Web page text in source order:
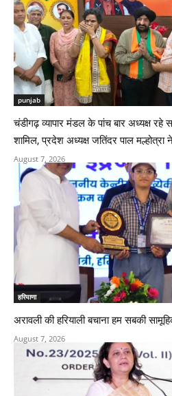
punjab
चंडीगढ़ व्यापार मंडल के पांच बार अध्यक्ष रहे
शामिल, प्रदेश अध्यक्ष जतिंदर पाल मल्होत्रा
August 7, 2026
हरियाणा
अरावली की हरियाली बचाना हम सबकी
August 7, 2026